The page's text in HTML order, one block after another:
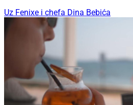
Uz Fenixe i chefa Dina Bebića